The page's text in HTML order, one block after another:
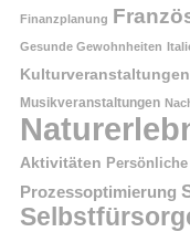
Finanzplanung
Gesunde Gewohnheiten
Kulturveranstaltungen
Musikveranstaltungen
Aktivitäten
Prozessoptimierung